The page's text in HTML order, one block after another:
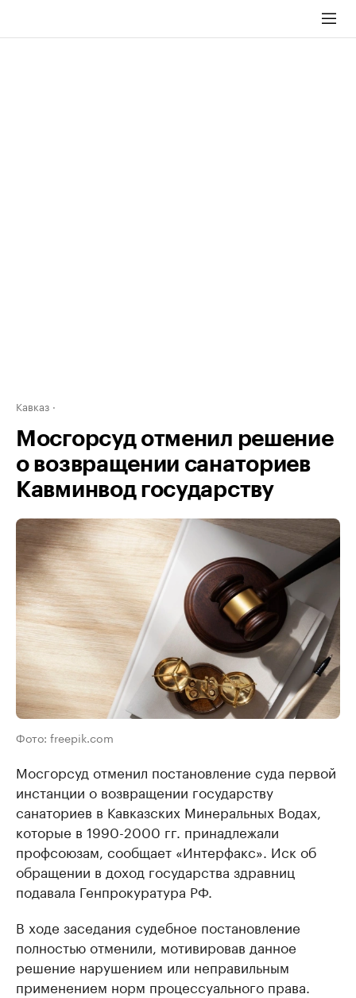
Кавказ
Мосгорсуд отменил решение
о возвращении санаториев
Кавминвод государству
Фото: freepik.com
Мосгорсуд отменил постановление суда первой
инстанции о возвращении государству
санаториев в Кавказских Минеральных Водах,
которые в 1990-2000 гг. принадлежали
профсоюзам, сообщает «Интерфакс». Иск об
обращении в доход государства здравниц
подавала Генпрокуратура РФ.
В ходе заседания судебное постановление
полностью отменили, мотивировав данное
решение нарушением или неправильным
применением норм процессуального права.